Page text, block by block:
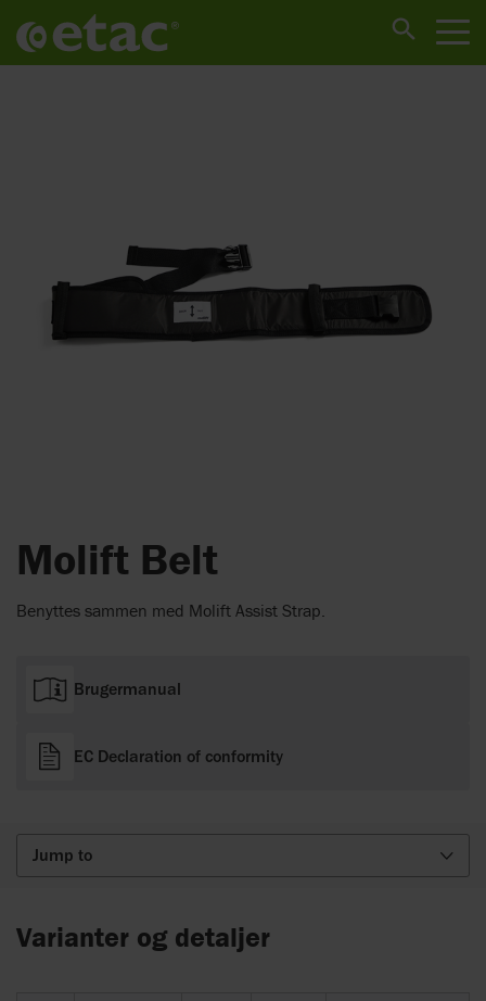
Molift Belt
Benyttes sammen med Molift Assist Strap.
Brugermanual
EC Declaration of conformity
Jump to
Varianter og detaljer